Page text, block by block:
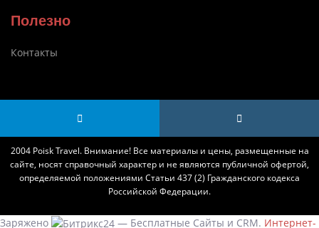
Полезно
Контакты
2004 Poisk Travel. Внимание! Все материалы и цены, размещенные на
сайте, носят справочный характер и не являются публичной офертой,
определяемой положениями Статьи 437 (2) Гражданского кодекса
Российской Федерации.
Заряжено — Бесплатные Сайты и CRM. Интернет-